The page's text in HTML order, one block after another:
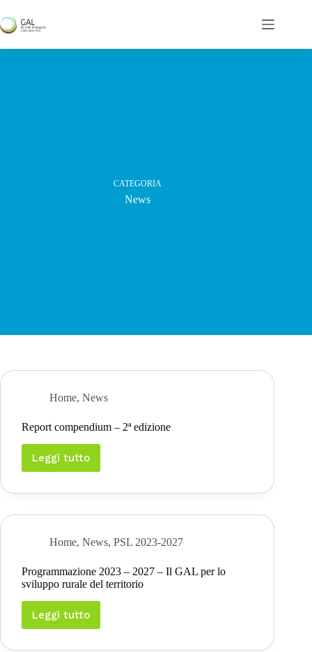
al
contenuto
CATEGORIA
News
Home, News
Report compendium – 2ª edizione
Leggi tutto
Report
compendium
edizione
Home, News, PSL 2023-2027
Programmazione 2023 – 2027 – Il GAL per lo
sviluppo rurale del territorio
Leggi tuttoProgrammazione
2023